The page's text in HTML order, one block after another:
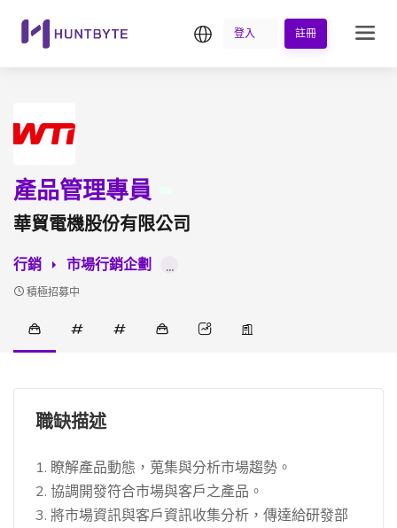
繁中登入 註冊
產品管理專員
華貿電機股份有限公司
行銷 市場行銷企劃 ...
積極招募中
職缺描述
1. 瞭解產品動態，蒐集與分析市場趨勢。
2. 協調開發符合市場與客戶之產品。
3. 將市場資訊與客戶資訊收集分析，傳達給研發部